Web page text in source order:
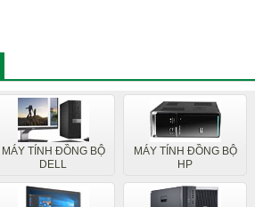
MÁY TÍNH ĐỒNG BỘ
DELL
MÁY TÍNH ĐỒNG BỘ
HP